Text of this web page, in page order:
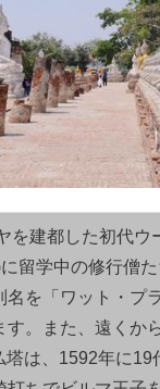
を建都した初代ウ
留学中の修行僧
名を「ワット・プ
す。また、遠くか
塔は、1592年に19